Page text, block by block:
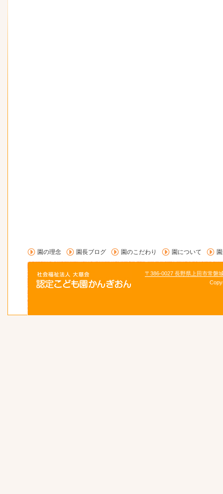
園の理念 園長ブログ 園のこだわり 園について
〒386-0027 長野県上田市常磐